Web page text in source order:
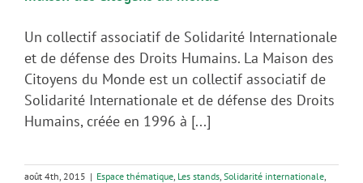
Un collectif associatif de Solidarité Internationale
et de défense des Droits Humains. La Maison des
Citoyens du Monde est un collectif associatif de
Solidarité Internationale et de défense des Droits
Humains, créée en 1996 à [...]
août 4th, 2015 | Espace thématique Les stands Solidarité internationale